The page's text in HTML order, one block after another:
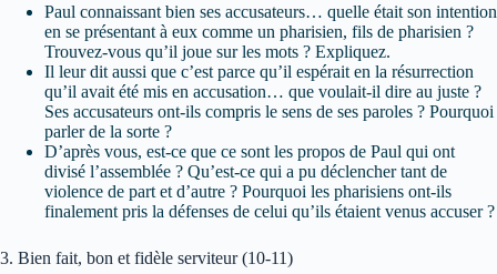
Paul connaissant bien ses accusateurs… quelle était son intention
en se présentant à eux comme un pharisien, fils de pharisien ?
Trouvez-vous qu’il joue sur les mots ? Expliquez.
Il leur dit aussi que c’est parce qu’il espérait en la résurrection
qu’il avait été mis en accusation… que voulait-il dire au juste ?
Ses accusateurs ont-ils compris le sens de ses paroles ? Pourquoi
parler de la sorte ?
D’après vous, est-ce que ce sont les propos de Paul qui ont
divisé l’assemblée ? Qu’est-ce qui a pu déclencher tant de
violence de part et d’autre ? Pourquoi les pharisiens ont-ils
finalement pris la défenses de celui qu’ils étaient venus accuser ?
3. Bien fait, bon et fidèle serviteur (10-11)